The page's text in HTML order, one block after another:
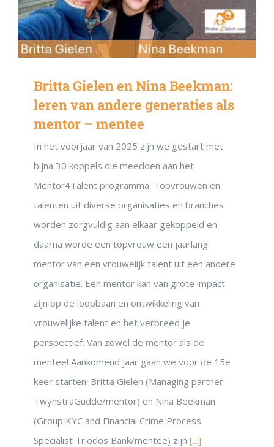
Britta Gielen en Nina Beekman:
leren van andere generaties als
mentor – mentee
In het voorjaar van 2025 zijn we gestart met
bijna 30 koppels die meedoen aan het
Mentor4Talent programma. Topvrouwen en
talenten uit diverse organisaties en branches
worden zorgvuldig aan elkaar gekoppeld en
daarna worde een topvrouw een jaarlang
mentor van een vrouwelijk talent uit een andere
organisatie. Een mentor kan van grote impact
zijn op de loopbaan en ontwikkeling van
vrouwelijke talent en het verbreed je
perspectief. Van zowel de mentor als de
mentee! Aankomend jaar gaan we voor de 15e
keer starten! Britta Gielen (Managing partner
TwynstraGudde/mentor) en Nina Beekman
(Group KYC and Financial Crime Process
Specialist Triodos Bank/mentee) zijn [...]